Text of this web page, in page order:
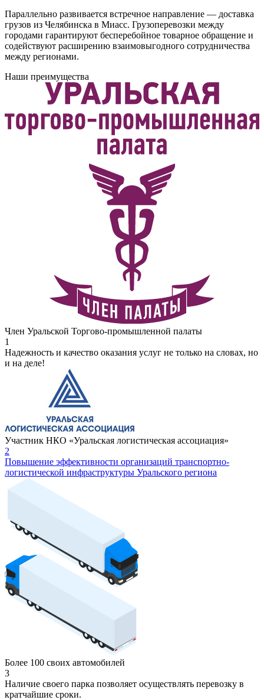
Параллельно развивается встречное направление — доставка
грузов из Челябинска в Миасс. Грузоперевозки между
городами гарантируют бесперебойное товарное обращение и
содействуют расширению взаимовыгодного сотрудничества
между регионами.
Наши преимущества
Член Уральской Торгово-промышленной палаты
1
Надежность и качество оказания услуг не только на словах, но
и на деле!
Участник НКО «Уральская логистическая ассоциация»
2
Повышение эффективности организаций транспортно-
логистической инфраструктуры Уральского региона
Более 100 своих автомобилей
3
Наличие своего парка позволяет осуществлять перевозку в
кратчайшие сроки.